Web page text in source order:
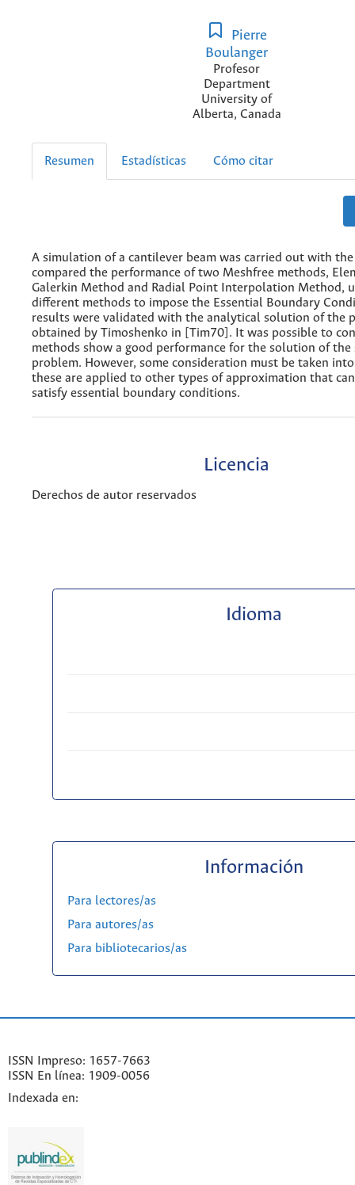
Pierre
Boulanger
Profesor
Department
University of
Alberta, Canada
Resumen Estadísticas Cómo citar
A simulation of a cantilever beam was carried out with
compared the performance of two Meshfree methods,
Galerkin Method and Radial Point Interpolation Method,
different methods to impose the Essential Boundary
results were validated with the analytical solution of the
obtained by Timoshenko in [Tim70]. It was possible to
methods show a good performance for the solution of the
problem. However, some consideration must be taken
these are applied to other types of approximation that
satisfy essential boundary conditions.
Licencia
Derechos de autor reservados
Idioma
Información
Para lectores/as
Para autores/as
Para bibliotecarios/as
ISSN Impreso: 1657-7663
ISSN En línea: 1909-0056
Indexada en: